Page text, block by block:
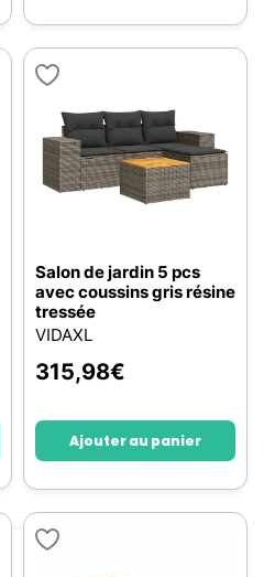
Salon de jardin 5 pcs
avec coussins gris résine
tressée
VIDAXL
315,98€
Ajouter au panier